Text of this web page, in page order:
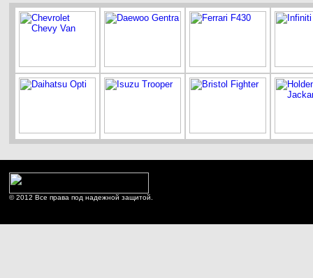
© 2012 Все права под надежной защитой.